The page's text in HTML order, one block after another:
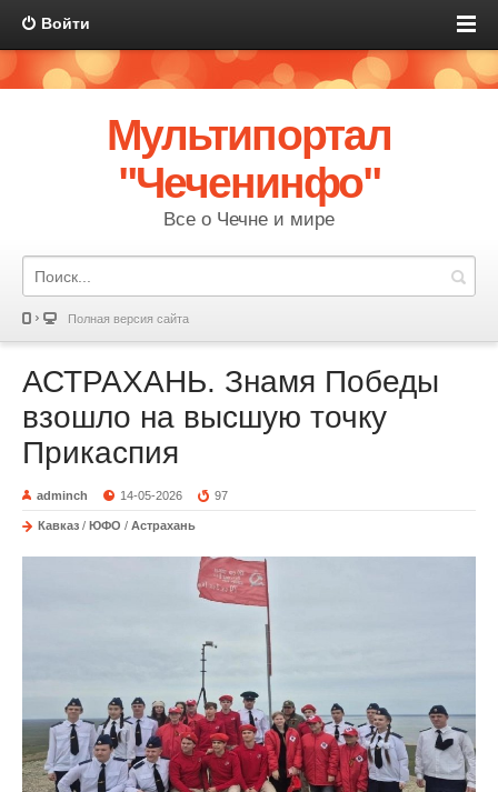
Войти
Мультипортал
"Чеченинфо"
Все о Чечне и мире
Полная версия сайта
АСТРАХАНЬ. Знамя Победы
взошло на высшую точку
Прикаспия
adminch 14-05-2026 97
Кавказ / ЮФО / Астрахань